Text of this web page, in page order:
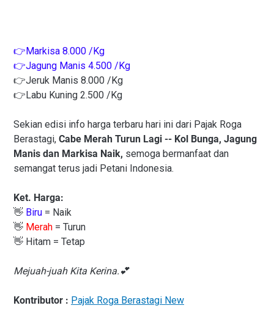
👉Markisa 8.000 /Kg
👉Jagung Manis 4.500 /Kg
👉Jeruk Manis 8.000 /Kg
👉Labu Kuning 2.500 /Kg
Sekian edisi info harga terbaru hari ini dari Pajak Roga
Berastagi, Cabe Merah Turun Lagi -- Kol Bunga, Jagung
Manis dan Markisa Naik, semoga bermanfaat dan
semangat terus jadi Petani Indonesia.
Ket. Harga:
👋 Biru = Naik
👋 Merah = Turun
👋 Hitam = Tetap
Mejuah-juah Kita Kerina.💕
Kontributor : Pajak Roga Berastagi New